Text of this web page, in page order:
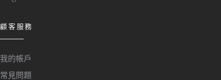
顧客服務
我的帳戶
常見問題